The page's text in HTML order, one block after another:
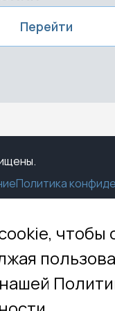
Перейти
Политика
выдачи
по кладбищам
8
чтобы